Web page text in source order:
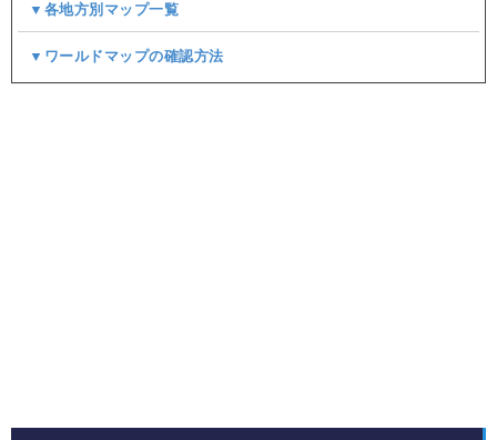
▼各地方別マップ一覧
▼ワールドマップの確認方法